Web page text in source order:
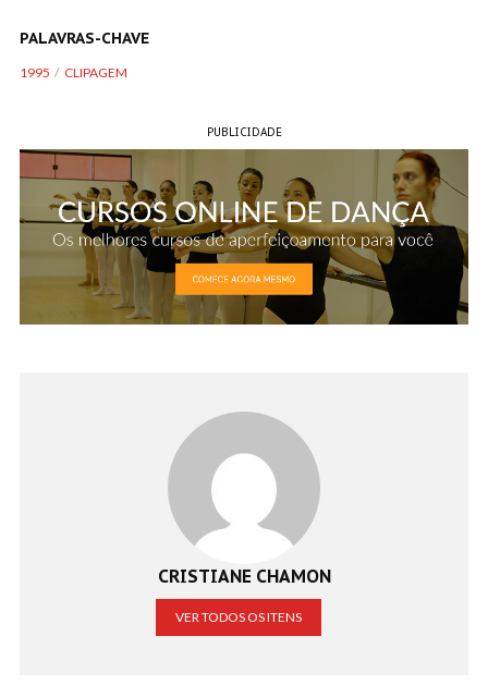
PALAVRAS-CHAVE
1995 CLIPAGEM
PUBLICIDADE
CRISTIANE CHAMON
VER TODOS OS ITENS